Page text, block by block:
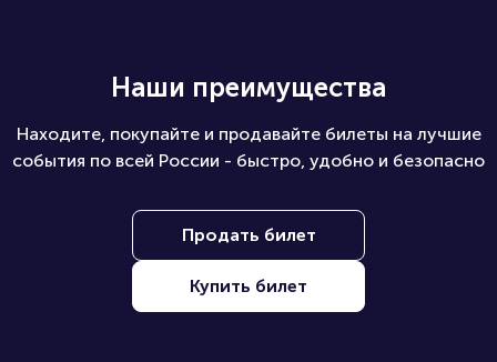
Наши преимущества
Находите, покупайте и продавайте билеты на лучшие
события по всей России - быстро, удобно и безопасно
Продать билет
Купить билет